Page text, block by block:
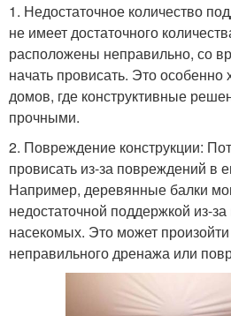
1. Недостаточное количество
не имеет достаточного
расположены неправильно, со
начать провисать. Это особенно
домов, где конструктивные
прочными.
2. Повреждение конструкции:
провисать из-за повреждений в
Например, деревянные балки
недостаточной поддержкой из-
насекомых. Это может произойти
неправильного дренажа или